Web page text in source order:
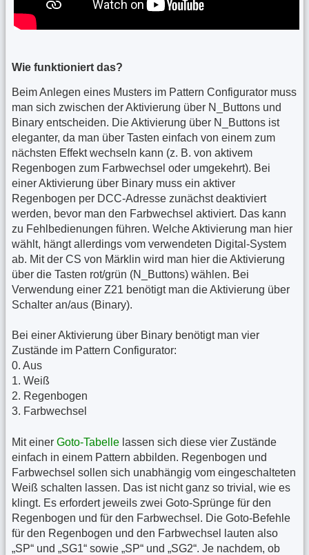
Wie funktioniert das?
Beim Anlegen eines Musters im Pattern Configurator muss
man sich zwischen der Aktivierung über N_Buttons und
Binary entscheiden. Die Aktivierung über N_Buttons ist
eleganter, da man über Tasten einfach von einem zum
nächsten Effekt wechseln kann (z. B. von aktivem
Regenbogen zum Farbwechsel oder umgekehrt). Bei
einer Aktivierung über Binary muss ein aktiver
Regenbogen per DCC-Adresse zunächst deaktiviert
werden, bevor man den Farbwechsel aktiviert. Das kann
zu Fehlbedienungen führen. Welche Aktivierung man hier
wählt, hängt allerdings vom verwendeten Digital-System
ab. Mit der CS von Märklin wird man hier die Aktivierung
über die Tasten rot/grün (N_Buttons) wählen. Bei
Verwendung einer Z21 benötigt man die Aktivierung über
Schalter an/aus (Binary).
Bei einer Aktivierung über Binary benötigt man vier
Zustände im Pattern Configurator:
0. Aus
1. Weiß
2. Regenbogen
3. Farbwechsel
Mit einer Goto-Tabelle lassen sich diese vier Zustände
einfach in einem Pattern abbilden. Regenbogen und
Farbwechsel sollen sich unabhängig vom eingeschalteten
Weiß schalten lassen. Das ist nicht ganz so trivial, wie es
klingt. Es erfordert jeweils zwei Goto-Sprünge für den
Regenbogen und für den Farbwechsel. Die Goto-Befehle
für den Regenbogen und den Farbwechsel lauten also
„SP“ und „SG1“ sowie „SP“ und „SG2“. Je nachdem, ob